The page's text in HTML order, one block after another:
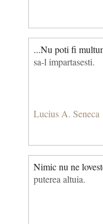
...Nu poti fi
sa-l impartasesti.
Lucius A. Seneca
Nimic nu ne
puterea altuia.